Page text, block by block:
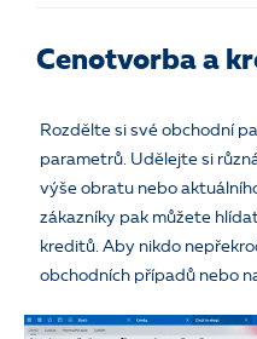
Cenotvorba a
Rozdělte si své obchodní
parametrů. Udělejte si
výše obratu nebo
zákazníky pak můžete
kreditů. Aby nikdo
obchodních případů nebo